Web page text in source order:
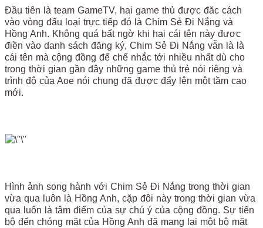
Đầu tiên là team GameTV, hai game thủ được đăc cách
vào vòng đấu loại trực tiếp đó là Chim Sẻ Đi Nắng và
Hồng Anh. Không quá bất ngờ khi hai cái tên này đươc
điền vào danh sách đăng ký, Chim Sẻ Đi Nắng vẫn là là
cái tên mà cộng đồng đế chế nhắc tới nhiều nhất dù cho
trong thời gian gần đây những game thủ trẻ nói riêng và
trình độ của Aoe nói chung đã được đẩy lên một tầm cao
mới.
Hình ảnh song hành với Chim Sẻ Đi Nắng trong thời gian
vừa qua luôn là Hồng Anh, cặp đôi này trong thời gian vừa
qua luôn là tâm điểm của sự chú ý của cộng đồng. Sự tiến
bộ đến chóng mặt của Hồng Anh đã mang lại một bộ mặt